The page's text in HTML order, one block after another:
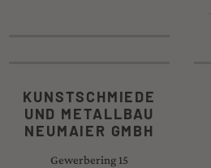
KUNSTSCHMIEDE
UND METALLBAU
NEUMAIER GMBH
Gewerbering 15